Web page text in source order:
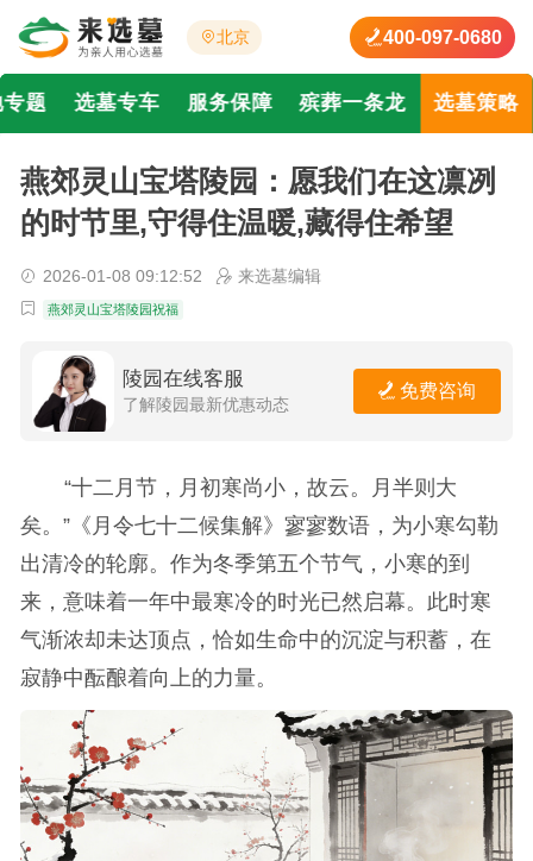
北京 400-097-0680
题 选墓专车 服务保障 殡葬一条龙 选墓策略
燕郊灵山宝塔陵园：愿我们在这凛冽
的时节里,守得住温暖,藏得住希望
2026-01-08 09:12:52 来选墓编辑
燕郊灵山宝塔陵园祝福
陵园在线客服
了解陵园最新优惠动态
免费咨询
“十二月节，月初寒尚小，故云。月半则大
矣。”《月令七十二候集解》寥寥数语，为小寒勾勒
出清冷的轮廓。作为冬季第五个节气，小寒的到
来，意味着一年中最寒冷的时光已然启幕。此时寒
气渐浓却未达顶点，恰如生命中的沉淀与积蓄，在
寂静中酝酿着向上的力量。